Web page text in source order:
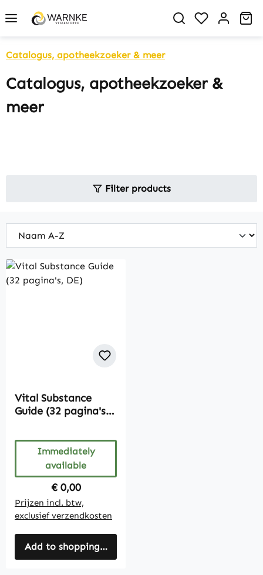
content You have 0
Catalogus, apotheekzoeker & meer
Catalogus, apotheekzoeker &
meer
Filter products
Vital Substance
Guide (32 pagina's,
Immediately
available
Regular price:
€ 0,00
Prijzen incl. btw,
exclusief verzendkosten
Add to shopping cart